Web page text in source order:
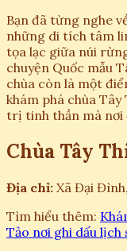
Bạn đã từng nghe
những di tích tâm
tọa lạc giữa núi
chuyện Quốc mẫu
chùa còn là một
khám phá chùa
trị tinh thần mà nơi
Chùa Tây
Địa chỉ: Xã Đại
Tìm hiểu thêm:
Tảo nơi ghi dấu lịch